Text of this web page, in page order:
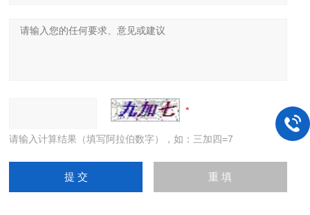
请输入计算结果（填写阿拉伯数字），如：三加四=7